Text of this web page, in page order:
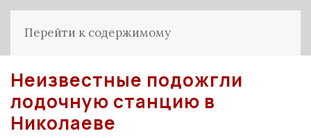
Перейти к содержимому
Неизвестные подожгли
лодочную станцию в
Николаеве